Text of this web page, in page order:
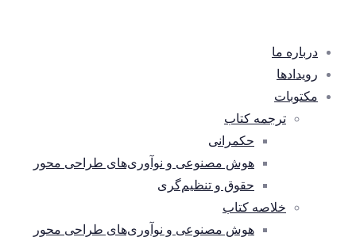
درباره ما
رویدادها
مکتوبات
ترجمه کتاب
حکمرانی
هوش مصنوعی و نوآوری‌های طراحی محور
حقوق و تنظیم‌گری
خلاصه کتاب
هوش مصنوعی و نوآوری‌های طراحی محور